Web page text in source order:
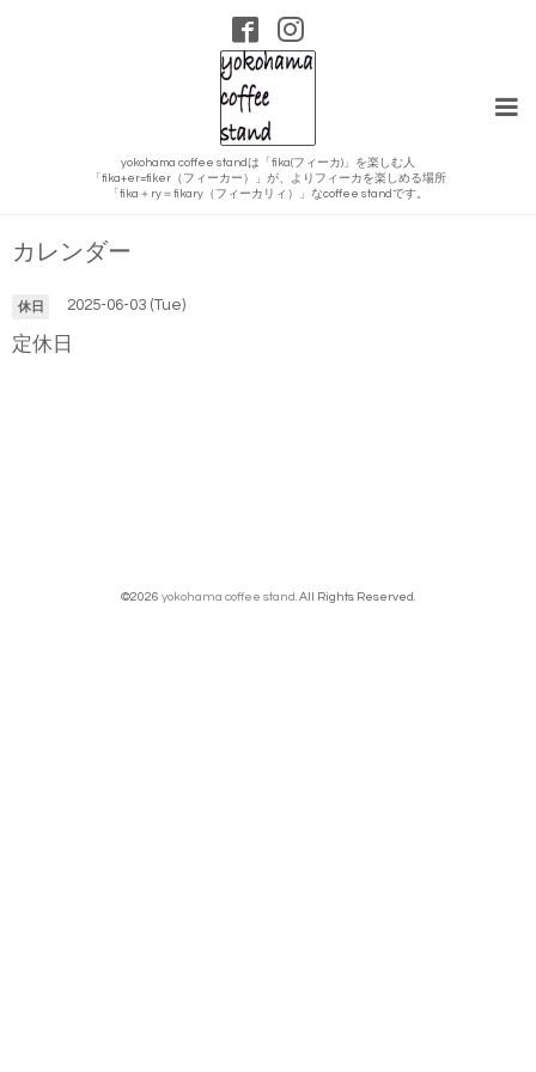
yokohama coffee standは「fika(フィーカ)」を楽しむ人
「fika+er=fiker（フィーカー）」が、よりフィーカを楽しめる場所
「fika＋ry＝fikary（フィーカリィ）」なcoffee standです。
カレンダー
休日 2025-06-03 (Tue)
定休日
©2026 yokohama coffee stand. All Rights Reserved.